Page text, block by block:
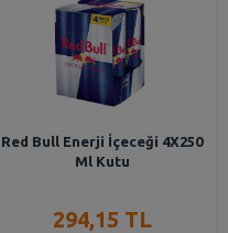
Red Bull Enerji İçeceği 4X250
Ml Kutu
294,15 TL